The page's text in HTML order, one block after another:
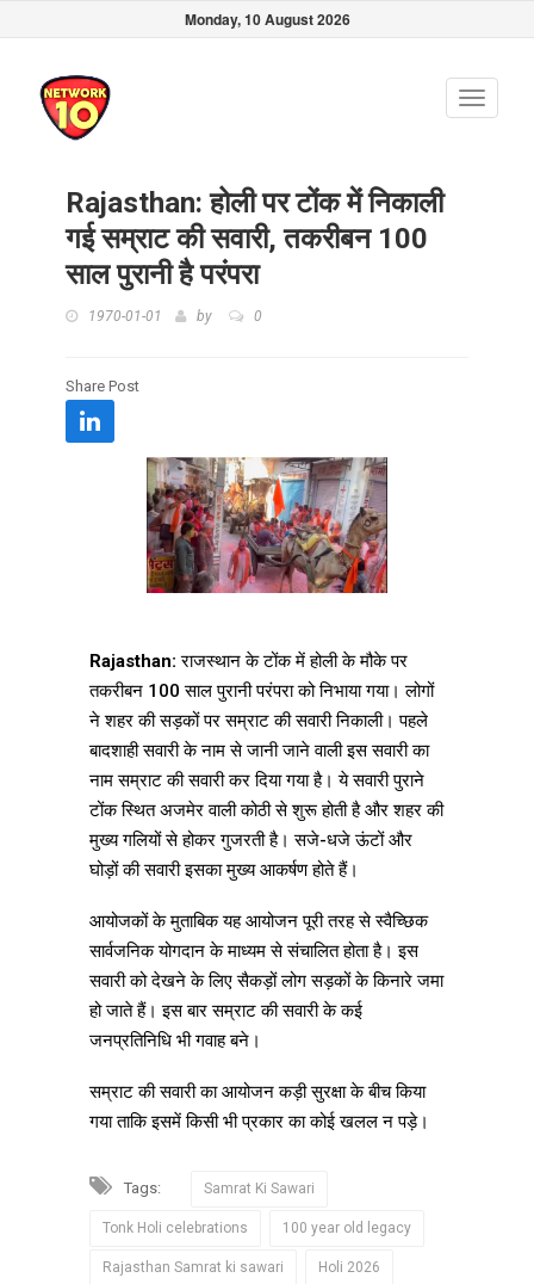
Monday, 10 August 2026
Toggle
Rajasthan: होली पर टोंक में निकाली
गई सम्राट की सवारी, तकरीबन 100
साल पुरानी है परंपरा
1970-01-01 by 0
Share Post
Rajasthan:राजस्थान के टोंक में होली के मौके पर
तकरीबन 100 साल पुरानी परंपरा को निभाया गया। लोगों
ने शहर की सड़कों पर सम्राट की सवारी निकाली। पहले
बादशाही सवारी के नाम से जानी जाने वाली इस सवारी का
नाम सम्राट की सवारी कर दिया गया है। ये सवारी पुराने
टोंक स्थित अजमेर वाली कोठी से शुरू होती है और शहर की
मुख्य गलियों से होकर गुजरती है। सजे-धजे ऊंटों और
घोड़ों की सवारी इसका मुख्य आकर्षण होते हैं।
आयोजकों के मुताबिक यह आयोजन पूरी तरह से स्वैच्छिक
सार्वजनिक योगदान के माध्यम से संचालित होता है। इस
सवारी को देखने के लिए सैकड़ों लोग सड़कों के किनारे जमा
हो जाते हैं। इस बार सम्राट की सवारी के कई
जनप्रतिनिधि भी गवाह बने।
सम्राट की सवारी का आयोजन कड़ी सुरक्षा के बीच किया
गया ताकि इसमें किसी भी प्रकार का कोई खलल न पड़े।
Tags: Samrat Ki Sawari
Tonk Holi celebrations 100 year old legacy
Rajasthan Samrat ki sawari Holi 2026